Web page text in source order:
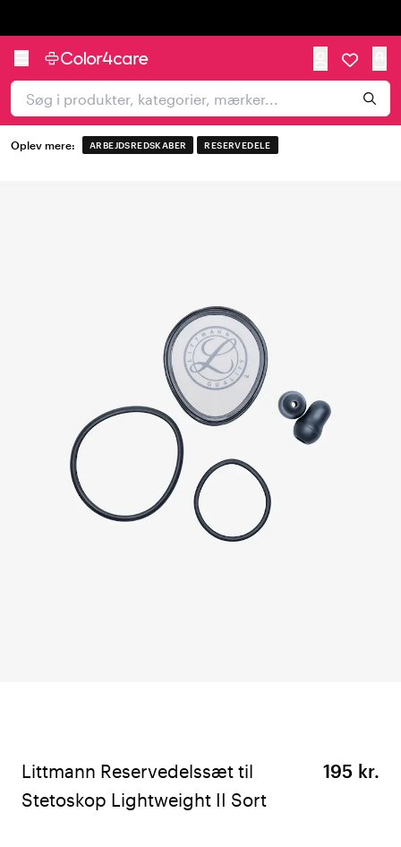
Oplev mere: ARBEJDSREDSKABER RESERVEDELE
Littmann Reservedelssæt til
Stetoskop Lightweight II Sort
195 kr.